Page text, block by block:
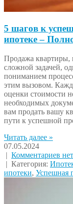
5 шагов к
ипотеке –
Продажа квартиры,
сложной задачей,
пониманием
этим вызовом.
оценки стоимости
необходимых
вам продать вашу
пути к успешной
Читать далее »
07.05.2024
| Комментариев нет
| Категория:
ипотеки, Успешная